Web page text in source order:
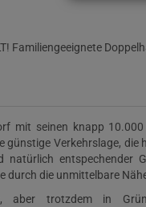
mit seinen knapp
günstige Verkehrslage,
natürlich entspechender
durch die unmittelbare
aber trotzdem in